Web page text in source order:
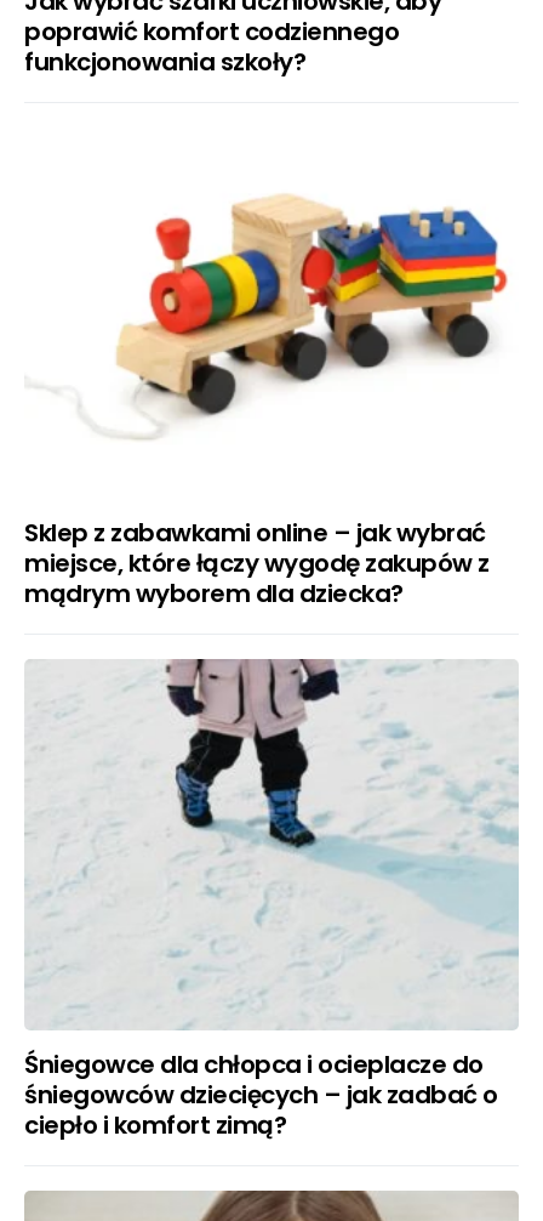
poprawić komfort codziennego
funkcjonowania szkoły?
Sklep z zabawkami online – jak wybrać
miejsce, które łączy wygodę zakupów z
mądrym wyborem dla dziecka?
Śniegowce dla chłopca i ocieplacze do
śniegowców dziecięcych – jak zadbać o
ciepło i komfort zimą?